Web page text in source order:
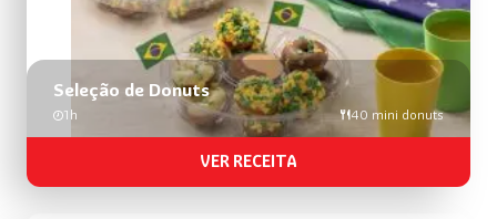
Seleção de Donuts
1h 40 mini donuts
VER RECEITA